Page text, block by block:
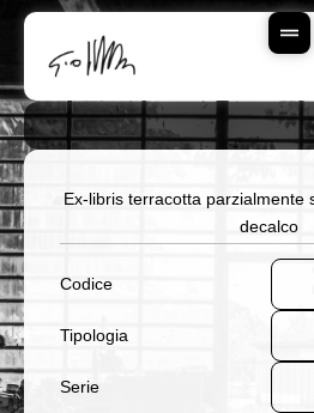
Contenuto
Ex-libris terracotta parzialmente
decalco
Codice
Tipologia
Serie